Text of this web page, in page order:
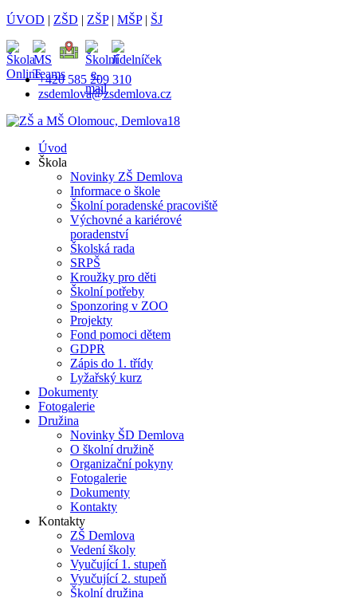
ÚVOD | ZŠD | ZŠP| MŠP| ŠJ
+420 585 209 310
zsdemlova@zsdemlova.cz
Úvod
Škola
Novinky ZŠ Demlova
Informace o škole
Školní poradenské pracoviště
Výchovné a kariérové
poradenství
Školská rada
SRPŠ
Kroužky pro děti
Školní potřeby
Sponzoring v ZOO
Projekty
Fond pomoci dětem
GDPR
Zápis do 1. třídy
Lyžařský kurz
Dokumenty
Fotogalerie
Družina
Novinky ŠD Demlova
O školní družině
Organizační pokyny
Fotogalerie
Dokumenty
Kontakty
Kontakty
ZŠ Demlova
Vedení školy
Vyučující 1. stupeň
Vyučující 2. stupeň
Školní družina